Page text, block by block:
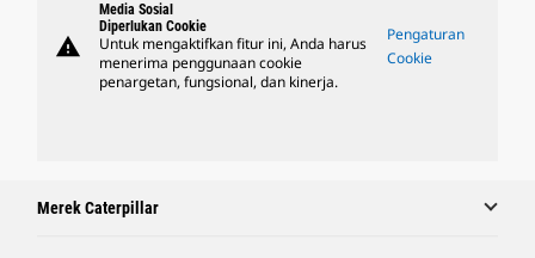
warning
Media Sosial
Diperlukan Cookie
Untuk mengaktifkan fitur ini, Anda harus
menerima penggunaan cookie
penargetan, fungsional, dan kinerja.
Pengaturan
Cookie
Merek Caterpillar